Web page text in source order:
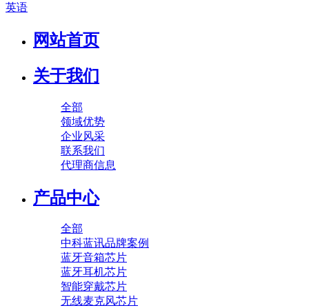
英语
网站首页
关于我们
全部
领域优势
企业风采
联系我们
代理商信息
产品中心
全部
中科蓝讯品牌案例
蓝牙音箱芯片
蓝牙耳机芯片
智能穿戴芯片
无线麦克风芯片